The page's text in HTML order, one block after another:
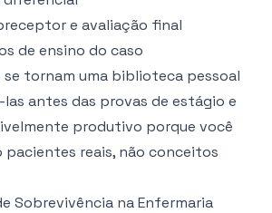
e avaliação final
de ensino do caso
se tornam uma biblioteca pessoal
las antes das provas de estágio e
produtivo porque você
reais, não conceitos
Sobrevivência na Enfermaria